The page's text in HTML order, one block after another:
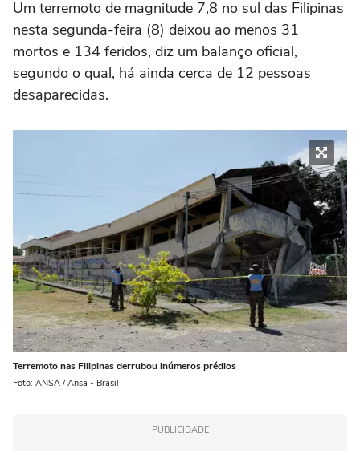
Um terremoto de magnitude 7,8 no sul das Filipinas
nesta segunda-feira (8) deixou ao menos 31
mortos e 134 feridos, diz um balanço oficial,
segundo o qual, há ainda cerca de 12 pessoas
desaparecidas.
Terremoto nas Filipinas derrubou inúmeros prédios
Foto: ANSA / Ansa - Brasil
PUBLICIDADE